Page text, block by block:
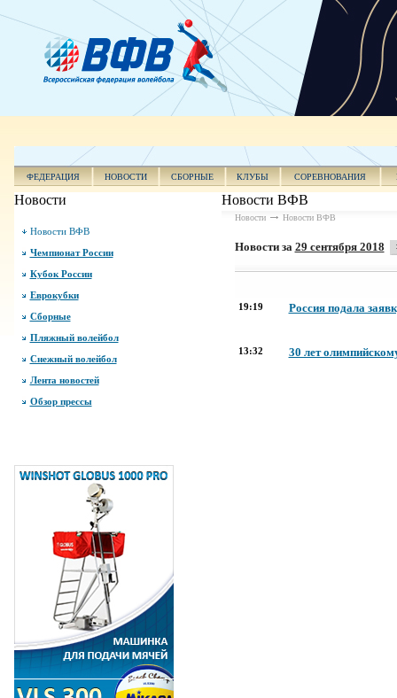
ФЕДЕРАЦИЯ НОВОСТИ СБОРНЫЕ КЛУБЫ СОРЕВНОВАНИЯ
Новости
Новости ВФВ
Чемпионат России
Кубок России
Еврокубки
Сборные
Пляжный волейбол
Снежный волейбол
Лента новостей
Обзор прессы
Новости ВФВ
Новости Новости ВФВ
Новости за 29 сентября 2018
19:19 Россия подала
13:32 30 лет